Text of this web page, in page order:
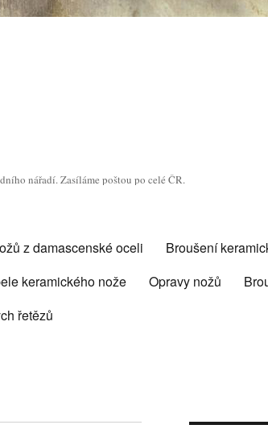
nářadí. Zasíláme poštou po celé ČR.
z damascenské oceli
Broušení
keramického nože Opravy nožů
řetězů